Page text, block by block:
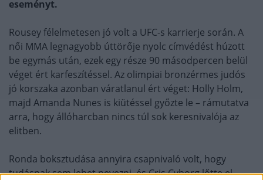
eseményt.
Rousey félelmetesen jó volt a UFC-s karrierje során. A
női MMA legnagyobb úttörője nyolc címvédést húzott
be egymás után, ezek egy része 90 másodpercen belül
véget ért karfeszítéssel. Az olimpiai bronzérmes judós
jó korszaka azonban váratlanul ért véget: Holly Holm,
majd Amanda Nunes is kiütéssel győzte le – rámutatva
arra, hogy állóharcban nincs túl sok keresnivalója az
elitben.
Ronda boksztudása annyira csapnivaló volt, hogy
tudásnak sem lehet nevezni, és Cris Cyborg lőtte el